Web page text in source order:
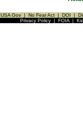
USA Gov | No Fear Act | DOI |
Privacy Policy| FOIA|